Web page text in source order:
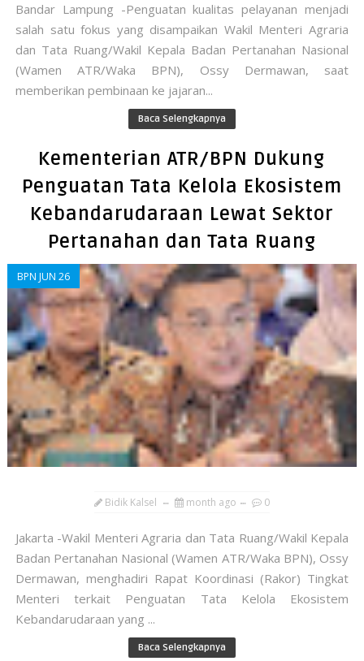
Bandar Lampung -Penguatan kualitas pelayanan menjadi
salah satu fokus yang disampaikan Wakil Menteri Agraria
dan Tata Ruang/Wakil Kepala Badan Pertanahan Nasional
(Wamen ATR/Waka BPN), Ossy Dermawan, saat
memberikan pembinaan ke jajaran...
Baca Selengkapnya
Kementerian ATR/BPN Dukung
Penguatan Tata Kelola Ekosistem
Kebandarudaraan Lewat Sektor
Pertanahan dan Tata Ruang
BPN JUN 26
Bidik Kalsel month ago 0
​Jakarta -Wakil Menteri Agraria dan Tata Ruang/Wakil Kepala
Badan Pertanahan Nasional (Wamen ATR/Waka BPN), Ossy
Dermawan, menghadiri Rapat Koordinasi (Rakor) Tingkat
Menteri terkait Penguatan Tata Kelola Ekosistem
Kebandarudaraan yang ...
Baca Selengkapnya